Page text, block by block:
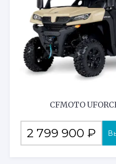
на
CFMOTO
2 799 900 ₽